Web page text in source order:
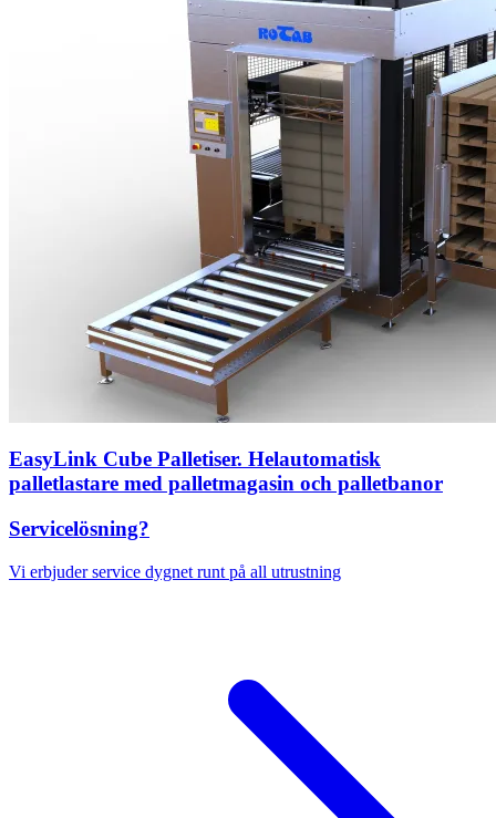
EasyLink Cube Palletiser. Helautomatisk
palletlastare med palletmagasin och palletbanor
Servicelösning?
Vi erbjuder service dygnet runt på all utrustning